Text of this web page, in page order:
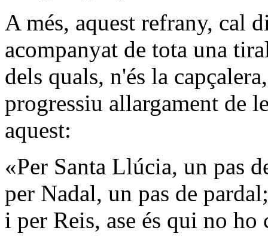
A més, aquest refrany, cal
acompanyat de tota una
dels quals, n'és la
progressiu allargament de
aquest:
«Per Santa Llúcia, un pas
per Nadal, un pas de pardal;
i per Reis, ase és qui no ho